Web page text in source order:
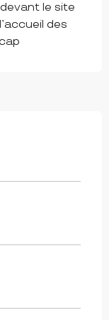
le site
des